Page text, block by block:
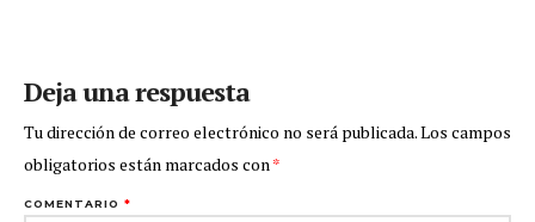
Deja una respuesta
Tu dirección de correo electrónico no será publicada.Los campos
obligatorios están marcados con*
COMENTARIO *